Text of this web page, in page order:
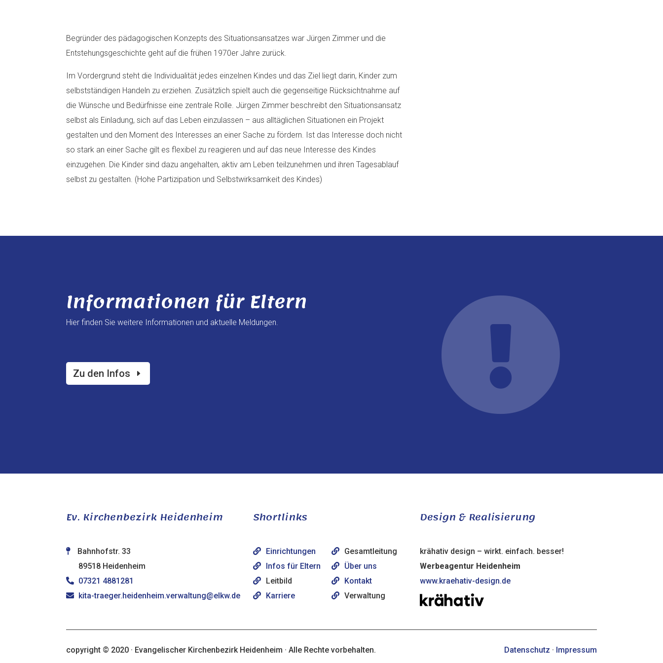
Begründer des pädagogischen Konzepts des Situationsansatzes war Jürgen Zimmer und die
Entstehungsgeschichte geht auf die frühen 1970er Jahre zurück.
Im Vordergrund steht die Individualität jedes einzelnen Kindes und das Ziel liegt darin, Kinder zum
selbstständigen Handeln zu erziehen. Zusätzlich spielt auch die gegenseitige Rücksichtnahme auf
die Wünsche und Bedürfnisse eine zentrale Rolle. Jürgen Zimmer beschreibt den Situationsansatz
selbst als Einladung, sich auf das Leben einzulassen – aus alltäglichen Situationen ein Projekt
gestalten und den Moment des Interesses an einer Sache zu fördern. Ist das Interesse doch nicht
so stark an einer Sache gilt es flexibel zu reagieren und auf das neue Interesse des Kindes
einzugehen. Die Kinder sind dazu angehalten, aktiv am Leben teilzunehmen und ihren Tagesablauf
selbst zu gestalten. (Hohe Partizipation und Selbstwirksamkeit des Kindes)
Informationen für Eltern
Hier finden Sie weitere Informationen und aktuelle Meldungen.
Zu den Infos
Ev. Kirchenbezirk Heidenheim
Bahnhofstr. 33
89518 Heidenheim
07321 4881281
kita-traeger.heidenheim.verwaltung@elkw.de
Shortlinks
Einrichtungen
Infos für Eltern
Leitbild
Karriere
Gesamtleitung
Über uns
Kontakt
Verwaltung
Design & Realisierung
krähativ design – wirkt. einfach. besser!
Werbeagentur Heidenheim
www.kraehativ-design.de
copyright © 2020 · Evangelischer Kirchenbezirk Heidenheim · Alle Rechte vorbehalten. Datenschutz · Impressum